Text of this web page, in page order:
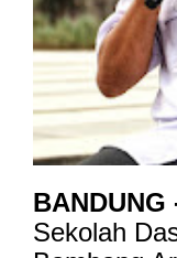
BANDUNG
Sekolah